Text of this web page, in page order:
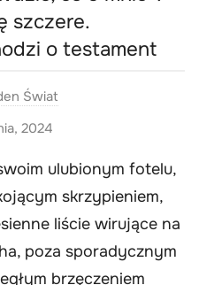
szczere.
o testament
Świat
2024
ulubionym fotelu,
skrzypieniem,
liście wirujące na
poza sporadycznym
brzęczeniem